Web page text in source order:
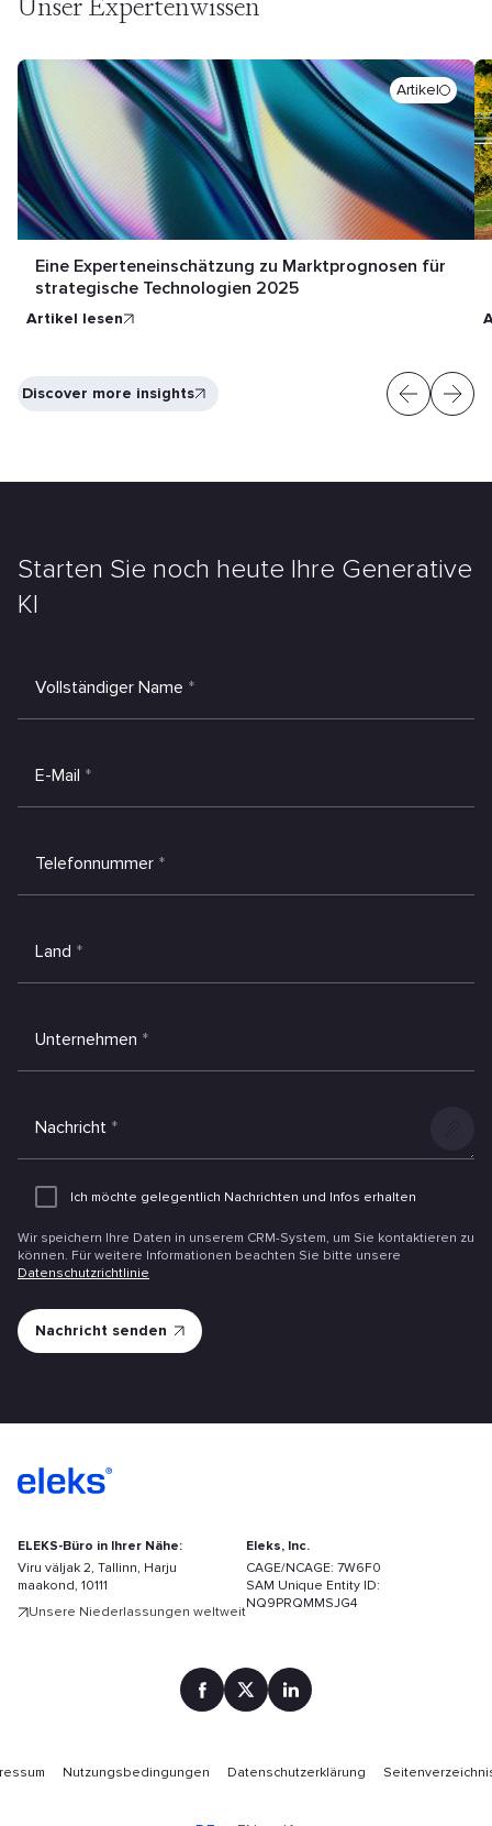
Artikel
Eine Experteneinschätzung zu Marktprognosen für
strategische Technologien 2025
Artikel lesen
Discover more insights
Starten Sie noch heute Ihre Generative
KI
Vollständiger Name *
E-Mail *
Telefonnummer *
Land *
Unternehmen *
Nachricht *
Anlage
Ich möchte gelegentlich Nachrichten und Infos erhalten
Wir speichern Ihre Daten in unserem CRM-System, um Sie kontaktieren zu
können. Für weitere Informationen beachten Sie bitte unsere
Datenschutzrichtlinie
ELEKS-Büro in Ihrer Nähe:
Viru väljak 2, Tallinn, Harju
maakond, 10111
Unsere Niederlassungen weltweit
Eleks, Inc.
CAGE/NCAGE: 7W6F0
SAM Unique Entity ID:
NQ9PRQMMSJG4
Nutzungsbedingungen Datenschutzerklärung